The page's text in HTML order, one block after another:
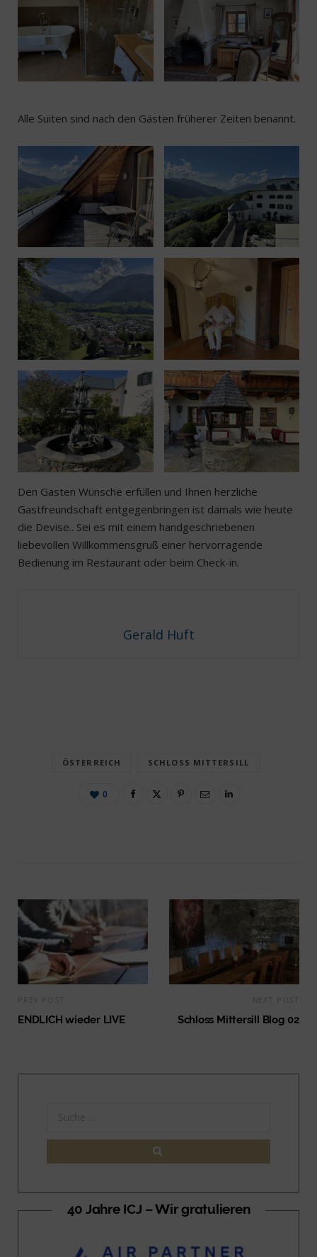
Alle Suiten sind nach den Gästen früherer Zeiten benannt.
Den Gästen Wünsche erfüllen und Ihnen herzliche
Gastfreundschaft entgegenbringen ist damals wie heute
die Devise.. Sei es mit einem handgeschriebenen
liebevollen Willkommensgruß einer hervorragende
Bedienung im Restaurant oder beim Check-in.
Gerald Huft
ÖSTERREICH SCHLOSS MITTERSILL
0
ENDLICH wieder LIVE Schloss Mittersill Blog 02
40 Jahre ICJ – Wir gratulieren